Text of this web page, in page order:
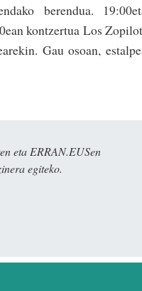
berendua.
kontzertua Los
Gau osoan,
eta ERRAN.EUSen
egiteko.